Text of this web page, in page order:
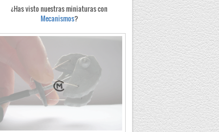
¿Has visto nuestras miniaturas con
Mecanismos?